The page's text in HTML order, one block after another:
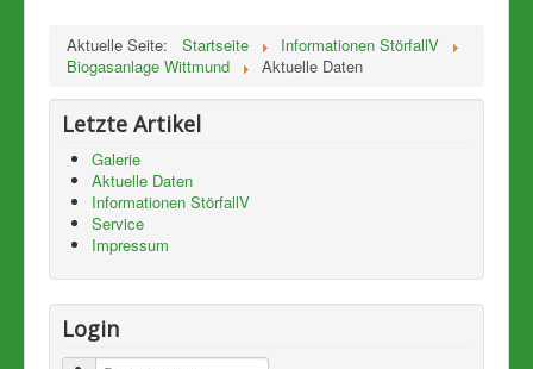
Aktuelle Seite: Startseite
Informationen StörfallV
Biogasanlage Wittmund
Aktuelle Daten
Letzte Artikel
Galerie
Aktuelle Daten
Informationen StörfallV
Service
Impressum
Login